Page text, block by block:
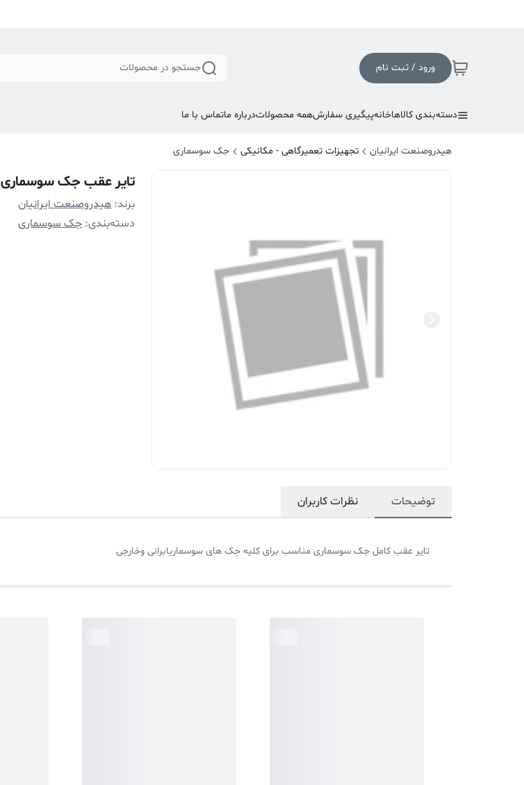
ورود / ثبت نام جستجو در محصولات
دسته‌بندی کالاهاخانهپیگیری سفارشهمه محصولاتدرباره ماتماس با ما
هیدروصنعت ایرانیان تجهیزات تعمیرگاهی - مکانیکی جک سوسماری
تایر عقب جک سوسماری
برند: هیدروصنعت ایرانیان
دسته‌بندی:جک سوسماری
توضیحات نظرات کاربران
تایر عقب کامل جک سوسماری مناسب برای کلیه جک های سوسماریابرانی وخارجی